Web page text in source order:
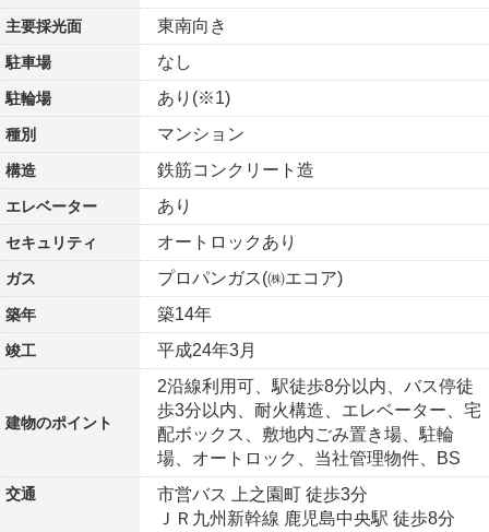
主要採光面 東南向き
駐車場 なし
駐輪場 あり(※1)
種別 マンション
構造 鉄筋コンクリート造
エレベーター あり
セキュリティ オートロックあり
ガス プロパンガス(㈱エコア)
築年 築14年
竣工 平成24年3月
建物のポイント
2沿線利用可、駅徒歩8分以内、バス停徒
歩3分以内、耐火構造、エレベーター、宅
配ボックス、敷地内ごみ置き場、駐輪
場、オートロック、当社管理物件、BS
交通
市営バス 上之園町 徒歩3分
ＪＲ九州新幹線 鹿児島中央駅 徒歩8分